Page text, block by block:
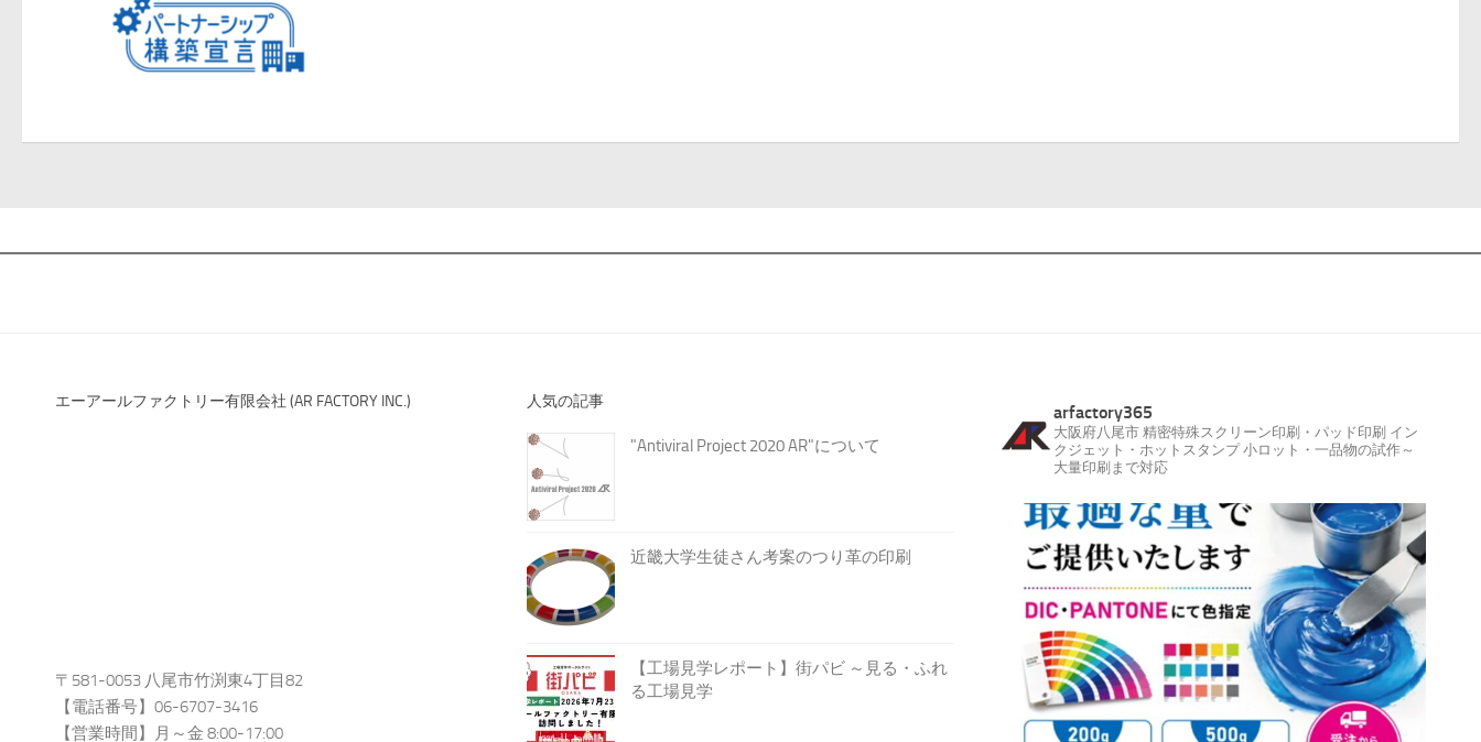
エーアールファクトリー有限会社 (AR FACTORY INC.)
〒581-0053 八尾市竹渕東4丁目82
【電話番号】06-6707-3416
【営業時間】月～金 8:00-17:00
人気の記事
"Antiviral Project 2020 AR"について
近畿大学生徒さん考案のつり革の印刷
【工場見学レポート】街パビ ～見る・ふれ
る工場見学
arfactory365
大阪府八尾市精密特殊スクリーン印刷・パッド印刷 イン
クジェット・ホットスタンプ小ロット・一品物の試作～
大量印刷まで対応